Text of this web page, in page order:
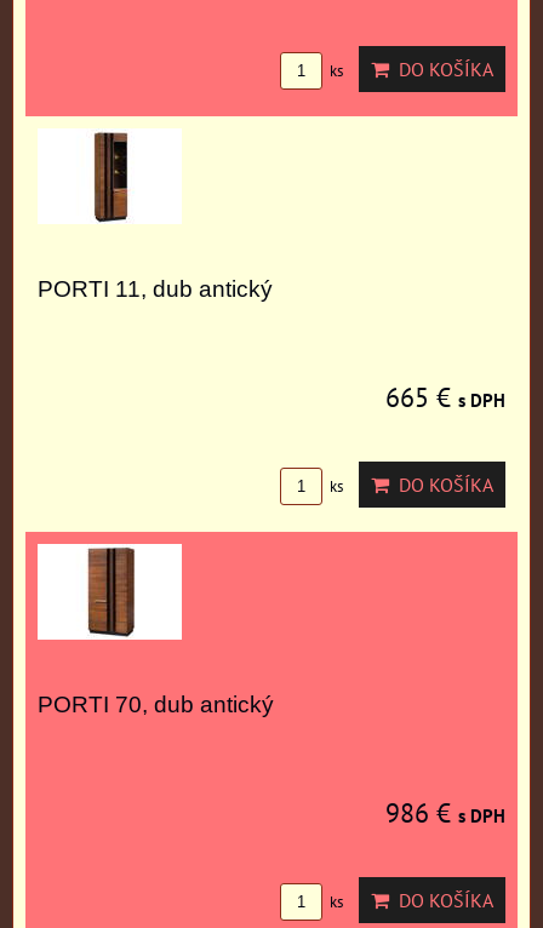
ks DO KOŠÍKA
PORTI 11, dub antický
665 € s DPH
ks DO KOŠÍKA
PORTI 70, dub antický
986 € s DPH
ks DO KOŠÍKA